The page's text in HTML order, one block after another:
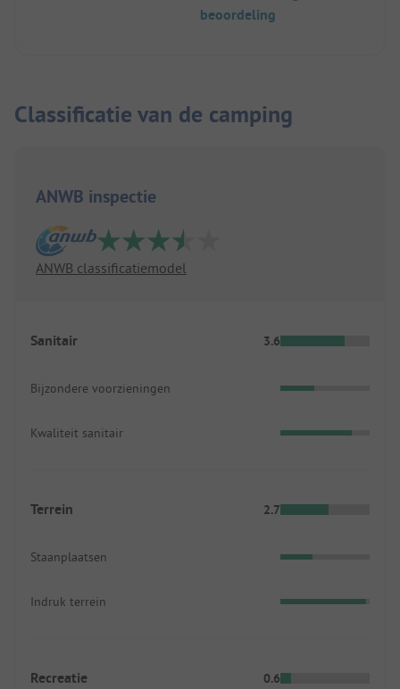
beoordeling
Classificatie van de camping
ANWB inspectie
ANWB classificatiemodel
Sanitair 3.6
Bijzondere voorzieningen
Kwaliteit sanitair
Terrein 2.7
Staanplaatsen
Indruk terrein
Recreatie 0.6